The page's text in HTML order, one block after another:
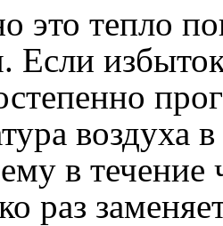
это тепло
Если
воздуха
в течение
раз